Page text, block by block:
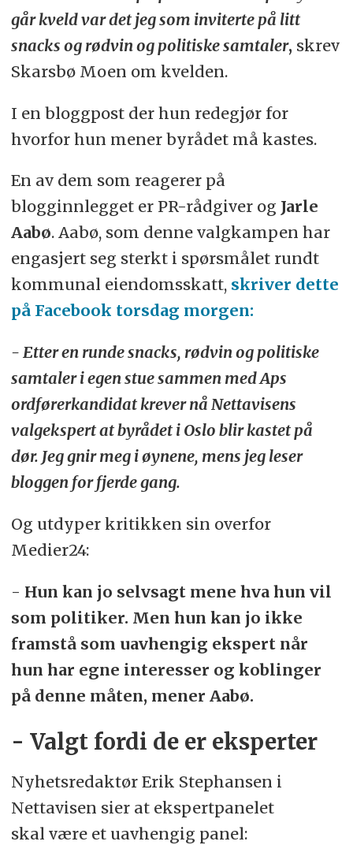
går kveld var det jeg som inviterte på litt
snacks og rødvin og politiske samtaler, skrev
Skarsbø Moen om kvelden.
I en bloggpost der hun redegjør for
hvorfor hun mener byrådet må kastes.
En av dem som reagerer på
blogginnlegget er PR-rådgiver og Jarle
Aabø. Aabø, som denne valgkampen har
engasjert seg sterkt i spørsmålet rundt
kommunal eiendomsskatt, skriver dette
på Facebook torsdag morgen:
- Etter en runde snacks, rødvin og politiske
samtaler i egen stue sammen med Aps
ordførerkandidat krever nå Nettavisens
valgekspert at byrådet i Oslo blir kastet på
dør. Jeg gnir meg i øynene, mens jeg leser
bloggen for fjerde gang.
Og utdyper kritikken sin overfor
Medier24:
- Hun kan jo selvsagt mene hva hun vil
som politiker. Men hun kan jo ikke
framstå som uavhengig ekspert når
hun har egne interesser og koblinger
på denne måten, mener Aabø.
- Valgt fordi de er eksperter
Nyhetsredaktør Erik Stephansen i
Nettavisen sier at ekspertpanelet
skal være et uavhengig panel: